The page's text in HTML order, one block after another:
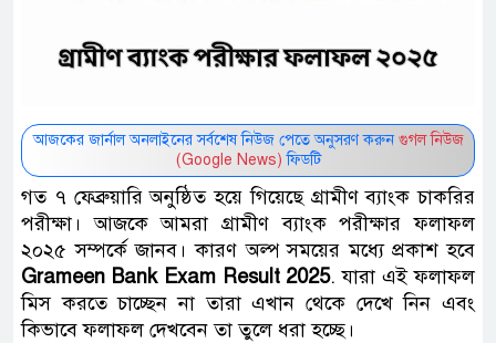
আজকের জার্নাল অনলাইনের সর্বশেষ নিউজ পেতে অনুসরণ করুন গুগল নিউজ
(Google News) ফিডটি
গত ৭ ফেব্রুয়ারি অনুষ্ঠিত হয়ে গিয়েছে গ্রামীণ ব্যাংক চাকরির
পরীক্ষা। আজকে আমরা গ্রামীণ ব্যাংক পরীক্ষার ফলাফল
২০২৫ সম্পর্কে জানব। কারণ অল্প সময়ের মধ্যে প্রকাশ হবে
Grameen Bank Exam Result 2025. যারা এই ফলাফল
মিস করতে চাচ্ছেন না তারা এখান থেকে দেখে নিন এবং
কিভাবে ফলাফল দেখবেন তা তুলে ধরা হচ্ছে।